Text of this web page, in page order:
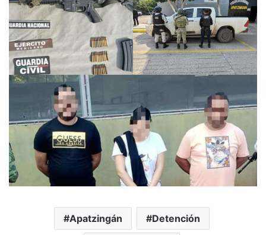
Apatzingán Detención